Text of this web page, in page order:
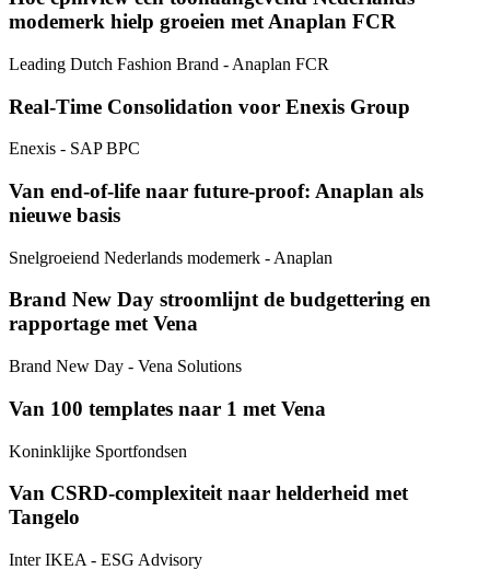
modemerk hielp groeien met Anaplan FCR
Leading Dutch Fashion Brand - Anaplan FCR
Real‑Time Consolidation voor Enexis Group
Enexis - SAP BPC
Van end-of-life naar future-proof: Anaplan als
nieuwe basis
Snelgroeiend Nederlands modemerk - Anaplan
Brand New Day stroomlijnt de budgettering en
rapportage met Vena
Brand New Day - Vena Solutions
Van 100 templates naar 1 met Vena
Koninklijke Sportfondsen
Van CSRD-complexiteit naar helderheid met
Tangelo
Inter IKEA - ESG Advisory